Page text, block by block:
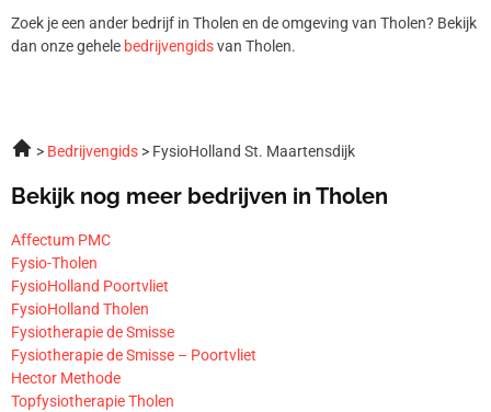
Zoek je een ander bedrijf in Tholen en de omgeving van Tholen? Bekijk
dan onze gehele bedrijvengidsvan Tholen.
Bedrijvengids FysioHolland St. Maartensdijk
Bekijk nog meer bedrijven in Tholen
Affectum PMC
Fysio-Tholen
FysioHolland Poortvliet
FysioHolland Tholen
Fysiotherapie de Smisse
Fysiotherapie de Smisse – Poortvliet
Hector Methode
Topfysiotherapie Tholen